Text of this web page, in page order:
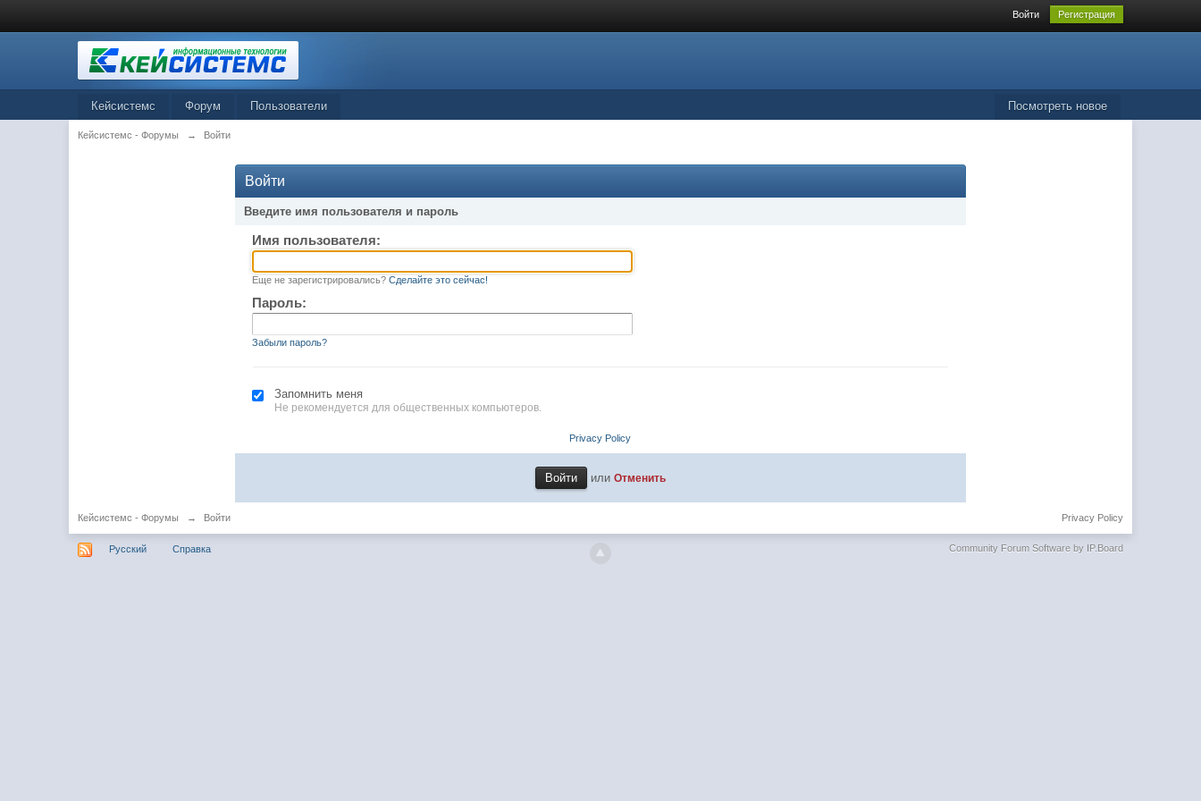
Войти Регистрация
Посмотреть новое
Кейсистемс Форум Пользователи
Кейсистемс - Форумы → Войти
Войти
Введите имя пользователя и пароль
Имя пользователя:
Еще не зарегистрировались? Сделайте это сейчас!
Пароль:
Забыли пароль?
Запомнить меня
Не рекомендуется для общественных компьютеров.
Privacy Policy
или Отменить
Кейсистемс - Форумы → Войти Privacy Policy
Русский Справка Community Forum Software by IP.Board